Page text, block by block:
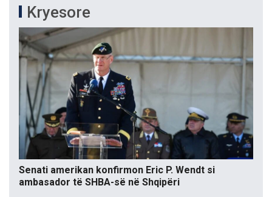
Kryesore
Senati amerikan konfirmon Eric P. Wendt si
ambasador të SHBA-së në Shqipëri